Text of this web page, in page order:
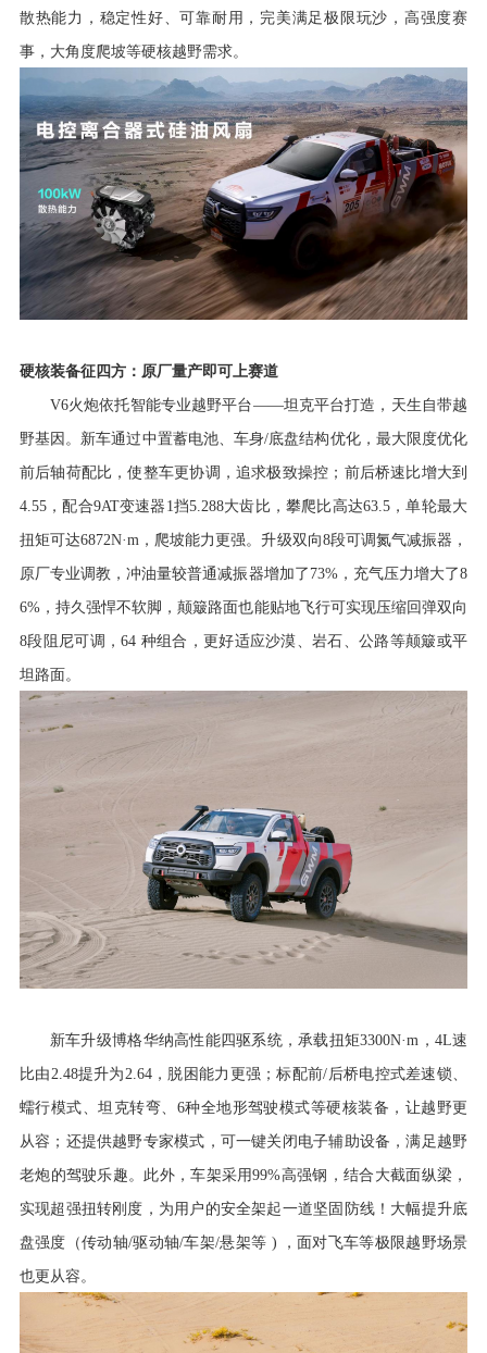
车辆订购 配置查询 车型政策
散热能力，稳定性好、可靠耐用，完美满足极限玩沙，高强度赛
事，大角度爬坡等硬核越野需求。
硬核装备征四方：原厂量产即可上赛道
V6火炮依托智能专业越野平台——坦克平台打造，天生自带越
野基因。新车通过中置蓄电池、车身/底盘结构优化，最大限度优化
前后轴荷配比，使整车更协调，追求极致操控；前后桥速比增大到
4.55，配合9AT变速器1挡5.288大齿比，攀爬比高达63.5，单轮最大
扭矩可达6872N·m，爬坡能力更强。升级双向8段可调氮气减振器，
原厂专业调教，冲油量较普通减振器增加了73%，充气压力增大了8
6%，持久强悍不软脚，颠簸路面也能贴地飞行可实现压缩回弹双向
8段阻尼可调，64 种组合，更好适应沙漠、岩石、公路等颠簸或平
坦路面。
新车升级博格华纳高性能四驱系统，承载扭矩3300N·m，4L速
比由2.48提升为2.64，脱困能力更强；标配前/后桥电控式差速锁、
蠕行模式、坦克转弯、6种全地形驾驶模式等硬核装备，让越野更
从容；还提供越野专家模式，可一键关闭电子辅助设备，满足越野
老炮的驾驶乐趣。 此外，车架采用99%高强钢，结合大截面纵梁，
实现超强扭转刚度，为用户的安全架起一道坚固防线！大幅提升底
盘强度（传动轴/驱动轴/车架/悬架等 ) ，面对飞车等极限越野场景
也更从容。